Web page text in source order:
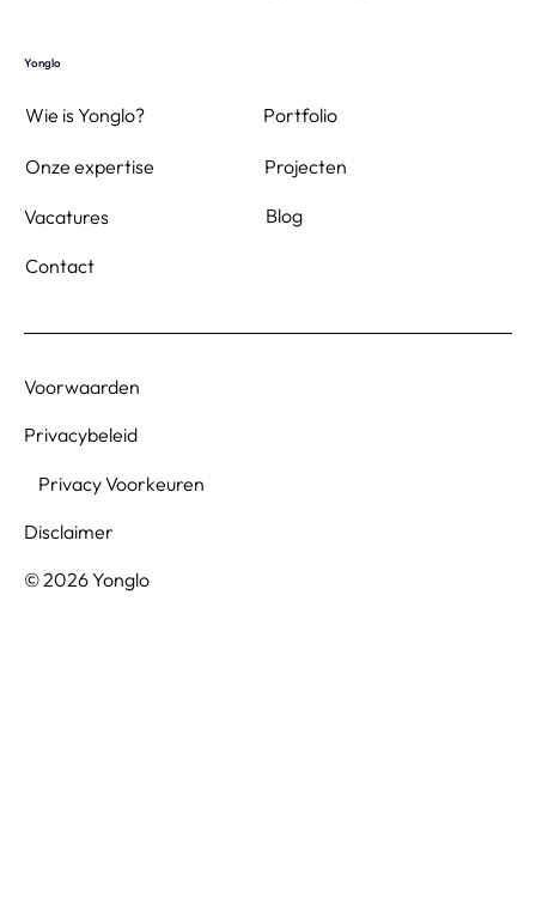
Yonglo
Wie is Yonglo?
Onze expertise
Vacatures
Contact
Portfolio
Projecten
Blog
Voorwaarden
Privacybeleid
Privacy Voorkeuren
Disclaimer
© 2026 Yonglo